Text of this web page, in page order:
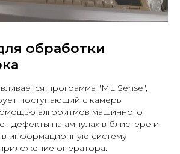
обработки
программа "ML Sense",
поступающий с камеры
алгоритмов машинного
дефекты на ампулах в блистере и
информационную систему
оператора.